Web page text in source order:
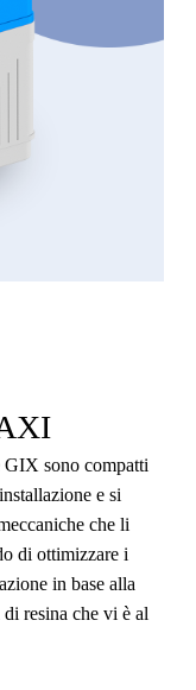
GIX sono compatti
e si
che li
di ottimizzare i
in base alla
resina che vi è al